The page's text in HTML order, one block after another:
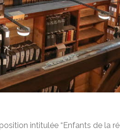
intitulée “Enfants de la